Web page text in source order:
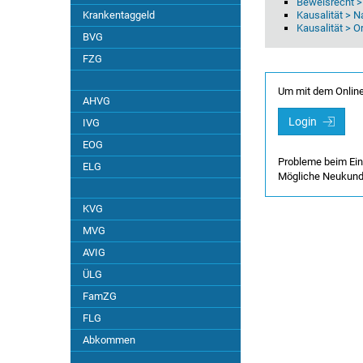
Angststörung
Anpassungsstörung
Auge / Augen
Bandscheibe
BAST-Studie
Biomechanik
Borderline-Typus
Krankentaggeld
BVG
FZG
AHVG
IVG
EOG
ELG
KVG
MVG
AVIG
ÜLG
FamZG
FLG
Abkommen
Kausalität >
Kausalität >
Um mit dem
Login
Probleme beim
Mögliche